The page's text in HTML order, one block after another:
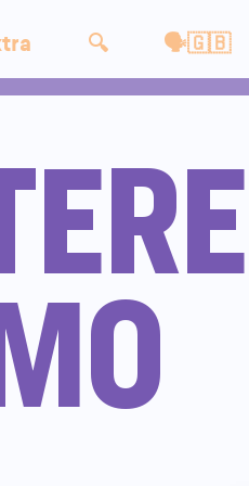
🔍 🗣🇬🇧